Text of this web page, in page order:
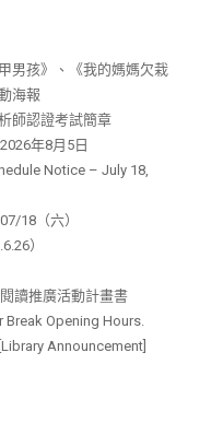
男孩》、《我的媽媽欠栽
海報
師認證考試簡章
年8月5日
Notice – July 18,
18（六）
）
讀推廣活動計畫書
Break Opening Hours.
Announcement]